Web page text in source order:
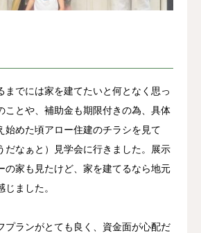
までには家を建てたいと何となく思っ
ことや、補助金も期限付きの為、具体
始めた頃アロー住建のチラシを見て
だなぁと）見学会に行きました。展示
の家も見たけど、家を建てるなら地元
ました。
プランがとても良く、資金面が心配だ